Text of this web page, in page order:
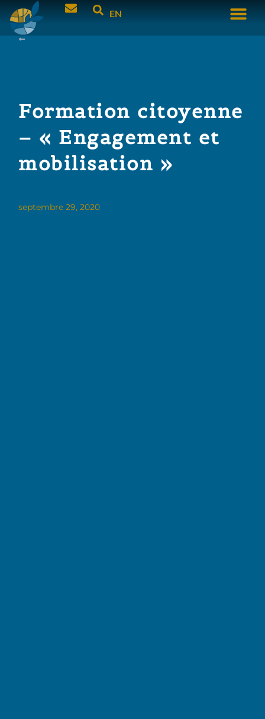
EN
Formation citoyenne
– « Engagement et
mobilisation »
septembre 29, 2020